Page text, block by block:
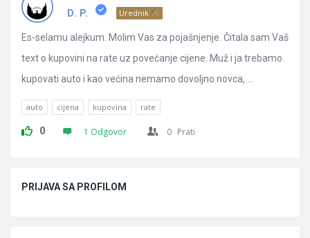
D. P. Urednik
Es-selamu alejkum. Molim Vas za pojašnjenje. Čitala sam Vaš
text o kupovini na rate uz povećanje cijene. Muž i ja trebamo
kupovati auto i kao većina nemamo dovoljno novca, ...
auto cijena kupovina rate
0 1 Odgovor 0 Prati
PRIJAVA SA PROFILOM